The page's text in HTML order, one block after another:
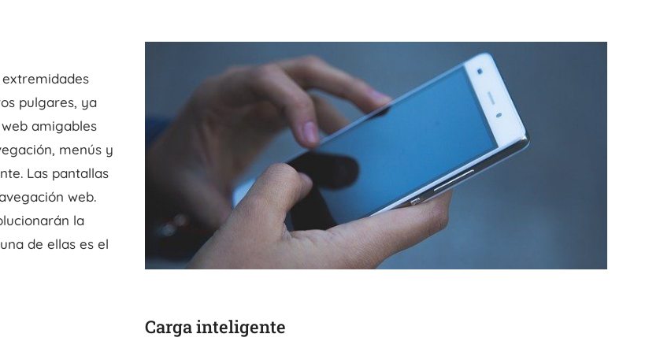
pulgares, ya
amigables
menús y
Las pantallas
web.
la
de ellas es el
Carga inteligente